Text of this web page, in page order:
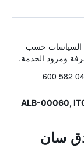
السياسات حسب
ومزود الخدمة.
سان